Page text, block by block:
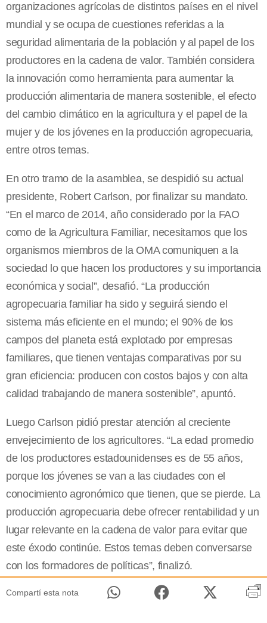
organizaciones agrícolas de distintos países en el nivel
mundial y se ocupa de cuestiones referidas a la
seguridad alimentaria de la población y al papel de los
productores en la cadena de valor. También considera
la innovación como herramienta para aumentar la
producción alimentaria de manera sostenible, el efecto
del cambio climático en la agricultura y el papel de la
mujer y de los jóvenes en la producción agropecuaria,
entre otros temas.
En otro tramo de la asamblea, se despidió su actual
presidente, Robert Carlson, por finalizar su mandato.
“En el marco de 2014, año considerado por la FAO
como de la Agricultura Familiar, necesitamos que los
organismos miembros de la OMA comuniquen a la
sociedad lo que hacen los productores y su importancia
económica y social”, desafió. “La producción
agropecuaria familiar ha sido y seguirá siendo el
sistema más eficiente en el mundo; el 90% de los
campos del planeta está explotado por empresas
familiares, que tienen ventajas comparativas por su
gran eficiencia: producen con costos bajos y con alta
calidad trabajando de manera sostenible”, apuntó.
Luego Carlson pidió prestar atención al creciente
envejecimiento de los agricultores. “La edad promedio
de los productores estadounidenses es de 55 años,
porque los jóvenes se van a las ciudades con el
conocimiento agronómico que tienen, que se pierde. La
producción agropecuaria debe ofrecer rentabilidad y un
lugar relevante en la cadena de valor para evitar que
este éxodo continúe. Estos temas deben conversarse
con los formadores de políticas”, finalizó.
Compartí esta nota